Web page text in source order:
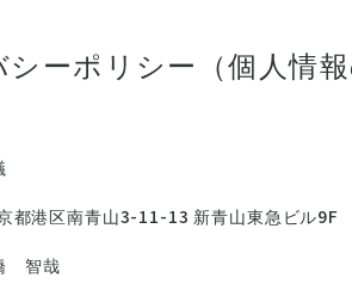
ーポリシー（個人情
港区南青山3-11-13 新青山東急ビル9F
智哉